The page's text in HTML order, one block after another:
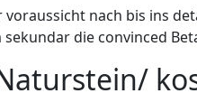
nach bis ins
die convinced